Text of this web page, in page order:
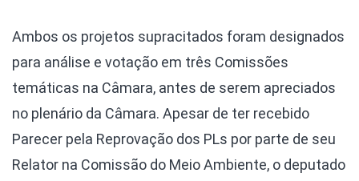
Ambos os projetos supracitados foram designados
para análise e votação em três Comissões
temáticas na Câmara, antes de serem apreciados
no plenário da Câmara. Apesar de ter recebido
Parecer pela Reprovação dos PLs por parte de seu
Relator na Comissão do Meio Ambiente, o deputado